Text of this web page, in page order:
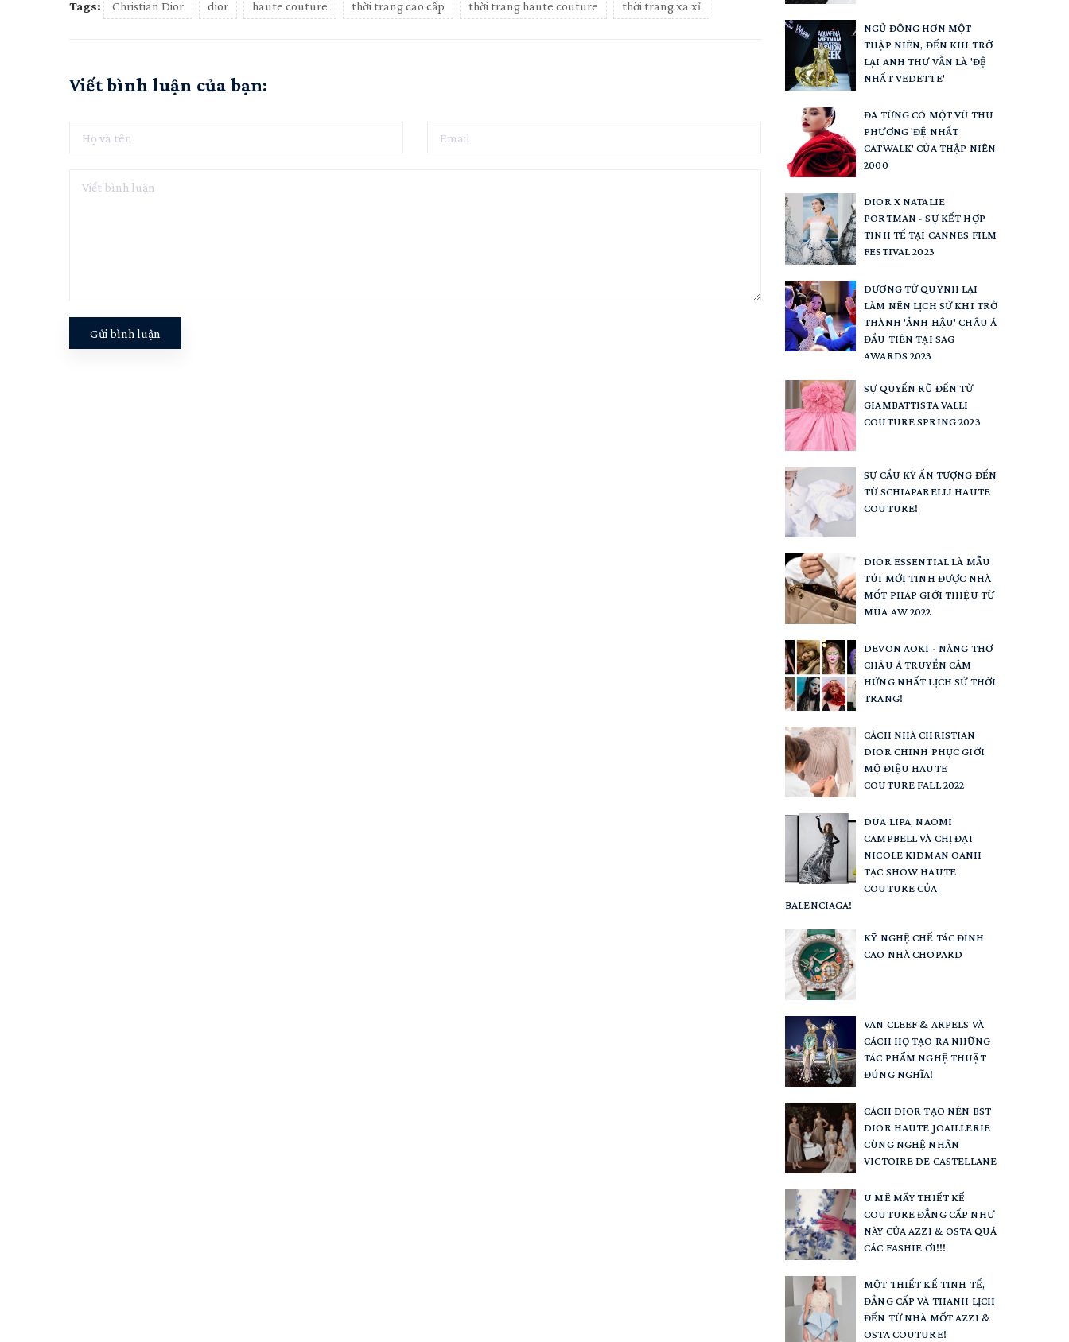
Tags: Christian Dior dior haute couture thời trang cao cấp thời trang haute couture thời trang xa xỉ
Viết bình luận của bạn:
Gửi bình luận
NGỦ ĐÔNG HƠN MỘT
THẬP NIÊN, ĐẾN KHI TRỞ
LẠI ANH THƯ VẪN LÀ 'ĐỆ
NHẤT VEDETTE'
ĐÃ TỪNG CÓ MỘT VŨ THU
PHƯƠNG 'ĐỆ NHẤT
CATWALK' CỦA THẬP NIÊN
2000
DIOR X NATALIE
PORTMAN - SỰ KẾT HỢP
TINH TẾ TẠI CANNES FILM
FESTIVAL 2023
DƯƠNG TỬ QUỲNH LẠI
LÀM NÊN LỊCH SỬ KHI TRỞ
THÀNH 'ẢNH HẬU' CHÂU Á
ĐẦU TIÊN TẠI SAG
AWARDS 2023
SỰ QUYẾN RŨ ĐẾN TỪ
GIAMBATTISTA VALLI
COUTURE SPRING 2023
SỰ CẦU KỲ ẤN TƯỢNG ĐẾN
TỪ SCHIAPARELLI HAUTE
COUTURE!
DIOR ESSENTIAL LÀ MẪU
TÚI MỚI TINH ĐƯỢC NHÀ
MỐT PHÁP GIỚI THIỆU TỪ
MÙA AW 2022
DEVON AOKI - NÀNG THƠ
CHÂU Á TRUYỀN CẢM
HỨNG NHẤT LỊCH SỬ THỜI
TRANG!
CÁCH NHÀ CHRISTIAN
DIOR CHINH PHỤC GIỚI
MỘ ĐIỆU HAUTE
COUTURE FALL 2022
DUA LIPA, NAOMI
CAMPBELL VÀ CHỊ ĐẠI
NICOLE KIDMAN OANH
TẠC SHOW HAUTE
COUTURE CỦA
BALENCIAGA!
KỸ NGHỆ CHẾ TÁC ĐỈNH
CAO NHÀ CHOPARD
VAN CLEEF & ARPELS VÀ
CÁCH HỌ TẠO RA NHỮNG
TÁC PHẨM NGHỆ THUẬT
ĐÚNG NGHĨA!
CÁCH DIOR TẠO NÊN BST
DIOR HAUTE JOAILLERIE
CÙNG NGHỆ NHÂN
VICTOIRE DE CASTELLANE
U MÊ MẤY THIẾT KẾ
COUTURE ĐẲNG CẤP NHƯ
NÀY CỦA AZZI & OSTA QUÁ
CÁC FASHIE ƠI!!!
MỘT THIẾT KẾ TINH TẾ,
ĐẲNG CẤP VÀ THANH LỊCH
ĐẾN TỪ NHÀ MỐT AZZI &
OSTA COUTURE!